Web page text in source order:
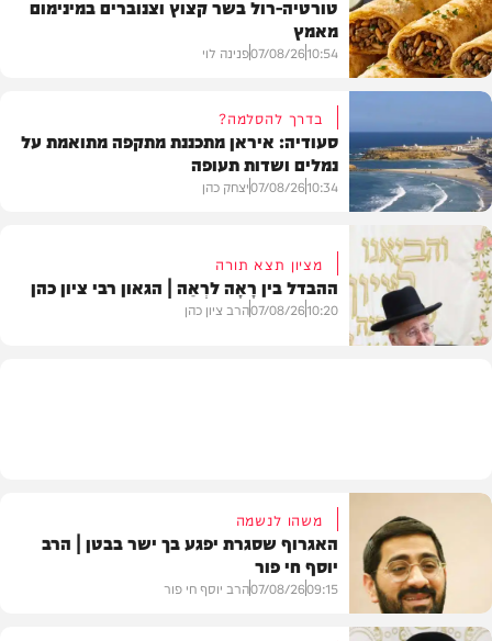
מתכונים
טורטיה-רול בשר קצוץ וצנוברים במינימום
מאמץ
10:54
07/08/26פנינה לוי
בעולם
בדרך להסלמה?
סעודיה: איראן מתכננת מתקפה מתואמת על
נמלים ושדות תעופה
10:34
07/08/26יצחק כהן
מציון תצא תורה
ההבדל בין רָאָה לרְאֵה | הגאון רבי ציון כהן
10:20
07/08/26הרב ציון כהן
משהו לנשמה
האגרוף שסגרת יפגע בך ישר בבטן | הרב
יוסף חי פור
09:15
07/08/26הרב יוסף חי פור